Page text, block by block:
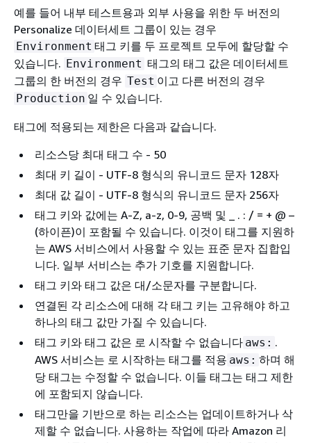
예를 들어 내부 테스트용과 외부 사용을 위한 두 버전의
Personalize 데이터세트 그룹이 있는 경우
Environment 태그 키를 두 프로젝트 모두에 할당할 수
있습니다. Environment 태그의 태그 값은 데이터세트
그룹의 한 버전의 경우 Test 이고 다른 버전의 경우
Production 일 수 있습니다.
태그에 적용되는 제한은 다음과 같습니다.
리소스당 최대 태그 수 - 50
최대 키 길이 - UTF-8 형식의 유니코드 문자 128자
최대 값 길이 - UTF-8 형식의 유니코드 문자 256자
태그 키와 값에는 A-Z, a-z, 0-9, 공백 및 _ . : / = + @ –
(하이픈)이 포함될 수 있습니다. 이것이 태그를 지원하
는 AWS 서비스에서 사용할 수 있는 표준 문자 집합입
니다. 일부 서비스는 추가 기호를 지원합니다.
태그 키와 태그 값은 대/소문자를 구분합니다.
연결된 각 리소스에 대해 각 태그 키는 고유해야 하고
하나의 태그 값만 가질 수 있습니다.
태그 키와 태그 값은 로 시작할 수 없습니다 aws: .
AWS 서비스는 로 시작하는 태그를 적용 aws: 하며 해
당 태그는 수정할 수 없습니다. 이들 태그는 태그 제한
에 포함되지 않습니다.
태그만을 기반으로 하는 리소스는 업데이트하거나 삭
제할 수 없습니다. 사용하는 작업에 따라 Amazon 리